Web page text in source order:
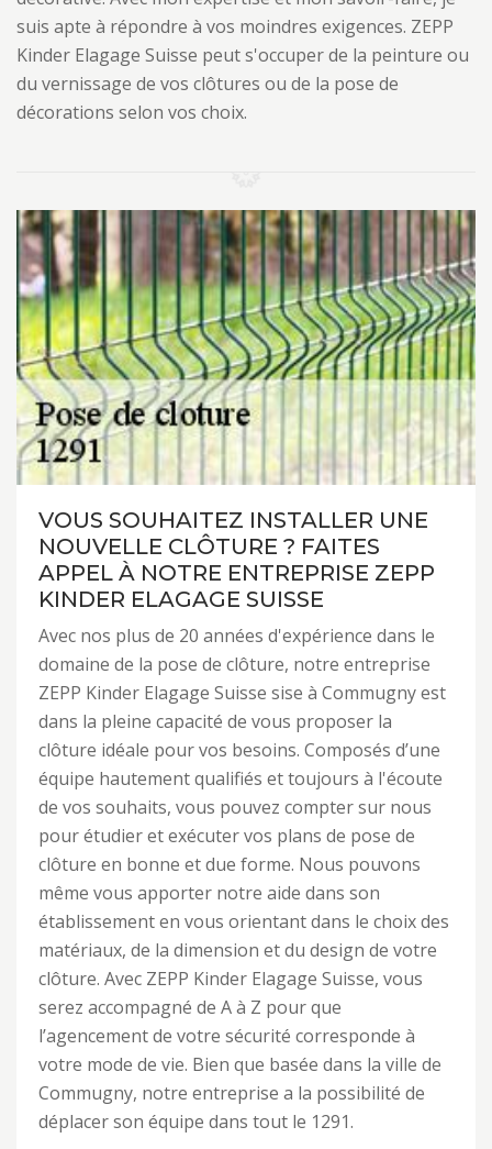
suis apte à répondre à vos moindres exigences. ZEPP
Kinder Elagage Suisse peut s'occuper de la peinture ou
du vernissage de vos clôtures ou de la pose de
décorations selon vos choix.
VOUS SOUHAITEZ INSTALLER UNE
NOUVELLE CLÔTURE ? FAITES
APPEL À NOTRE ENTREPRISE ZEPP
KINDER ELAGAGE SUISSE
Avec nos plus de 20 années d'expérience dans le
domaine de la pose de clôture, notre entreprise
ZEPP Kinder Elagage Suisse sise à Commugny est
dans la pleine capacité de vous proposer la
clôture idéale pour vos besoins. Composés d’une
équipe hautement qualifiés et toujours à l'écoute
de vos souhaits, vous pouvez compter sur nous
pour étudier et exécuter vos plans de pose de
clôture en bonne et due forme. Nous pouvons
même vous apporter notre aide dans son
établissement en vous orientant dans le choix des
matériaux, de la dimension et du design de votre
clôture. Avec ZEPP Kinder Elagage Suisse, vous
serez accompagné de A à Z pour que
l’agencement de votre sécurité corresponde à
votre mode de vie. Bien que basée dans la ville de
Commugny, notre entreprise a la possibilité de
déplacer son équipe dans tout le 1291.